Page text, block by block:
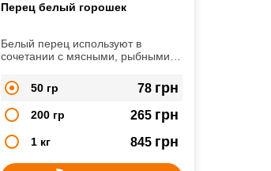
Перец белый горошек
Белый перец используют в
сочетании с мясными, рыбными
50 гр
78 грн
200 гр 265 грн
1 кг 845 грн